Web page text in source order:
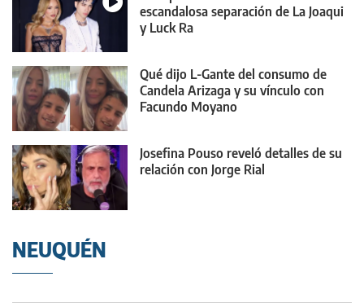
escandalosa separación de La Joaqui
y Luck Ra
Qué dijo L-Gante del consumo de
Candela Arizaga y su vínculo con
Facundo Moyano
Josefina Pouso reveló detalles de su
relación con Jorge Rial
NEUQUÉN